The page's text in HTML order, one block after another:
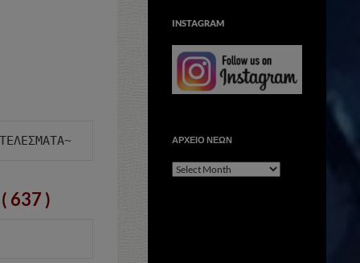
~ΕΠΙΛΕΞΤΕ ΠΟΛΗ, ΕΤΟΣ, ΤΥΠΟ, ΚΑΤΗΓΟΡΙΑ Η ΔΙΟΡΓΑΝΩΤΗ ΑΝΑ ΕΝΟΤΗΤΑ, ΓΙΑ ΣΥΓΚΕΚΡΙΜΕΝΑ ΑΠΟΤΕΛΕΣΜΑΤΑ~
637 )
INSTAGRAM
ΑΡΧΕΙΟ ΝΕΩΝ
ΑΡΧΕΙΟ